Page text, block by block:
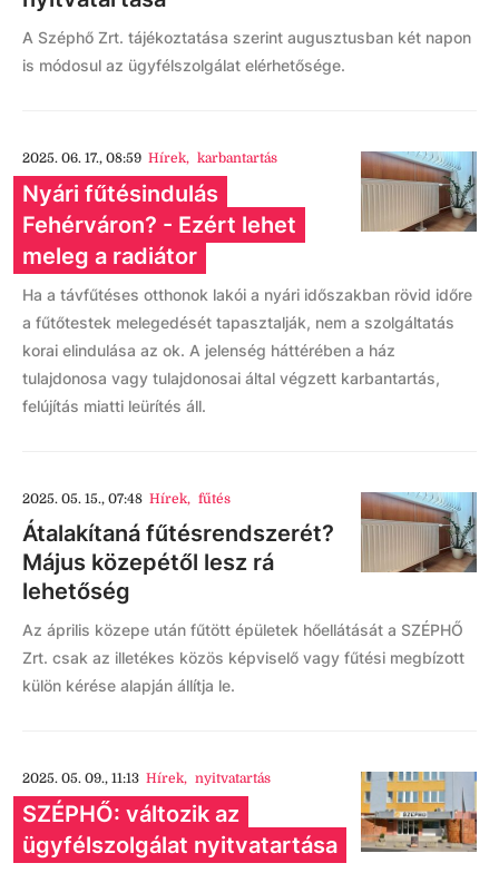
A Széphő Zrt. tájékoztatása szerint augusztusban két napon
is módosul az ügyfélszolgálat elérhetősége.
2025. 06. 17., 08:59 Hírek, karbantartás
Nyári fűtésindulás
Fehérváron? - Ezért lehet
meleg a radiátor
Ha a távfűtéses otthonok lakói a nyári időszakban rövid időre
a fűtőtestek melegedését tapasztalják, nem a szolgáltatás
korai elindulása az ok. A jelenség háttérében a ház
tulajdonosa vagy tulajdonosai által végzett karbantartás,
felújítás miatti leürítés áll.
2025. 05. 15., 07:48 Hírek, fűtés
Átalakítaná fűtésrendszerét?
Május közepétől lesz rá
lehetőség
Az április közepe után fűtött épületek hőellátását a SZÉPHŐ
Zrt. csak az illetékes közös képviselő vagy fűtési megbízott
külön kérése alapján állítja le.
2025. 05. 09., 11:13 Hírek, nyitvatartás
SZÉPHŐ: változik az
ügyfélszolgálat nyitvatartása